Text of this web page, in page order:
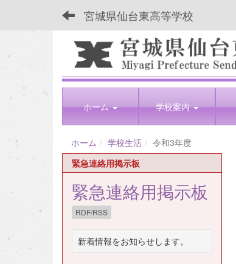
宮城県仙台東高等学校
ホーム 学校案内
ホーム 学校生活
令和3年度
緊急連絡用掲示板
緊急連絡用掲示板
RDF/RSS
新着情報をお知らせします。